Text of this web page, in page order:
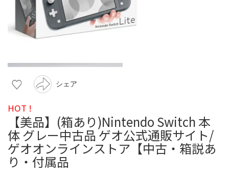
シェア
HOT !
【美品】(箱あり)Nintendo Switch 本
体 グレー中古品 ゲオ公式通販サイト/
ゲオオンラインストア【中古・箱説あ
り・付属品